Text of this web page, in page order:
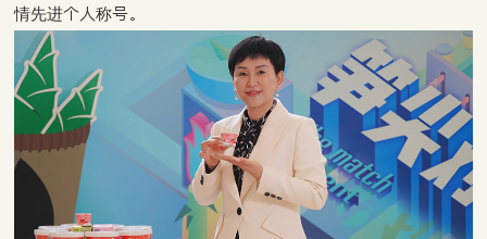
情先进个人称号。